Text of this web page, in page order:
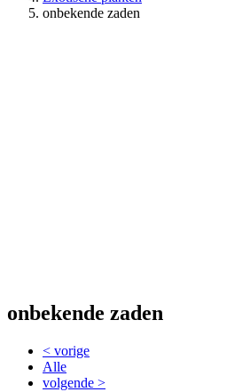
onbekende zaden
onbekende zaden
< vorige
Alle
volgende >